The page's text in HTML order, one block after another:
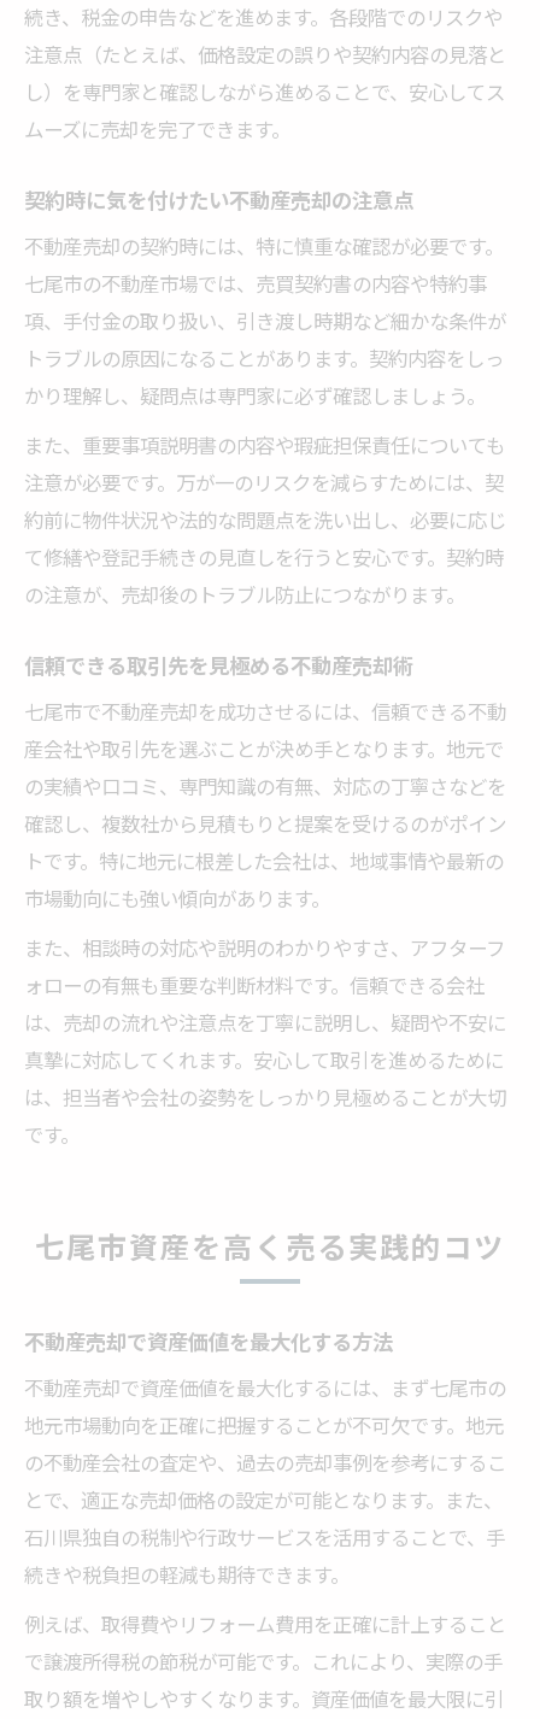
続き、税金の申告などを進めます。各段階でのリスクや
注意点（たとえば、価格設定の誤りや契約内容の見落と
し）を専門家と確認しながら進めることで、安心してス
ムーズに売却を完了できます。
契約時に気を付けたい不動産売却の注意点
不動産売却の契約時には、特に慎重な確認が必要です。
七尾市の不動産市場では、売買契約書の内容や特約事
項、手付金の取り扱い、引き渡し時期など細かな条件が
トラブルの原因になることがあります。契約内容をしっ
かり理解し、疑問点は専門家に必ず確認しましょう。
また、重要事項説明書の内容や瑕疵担保責任についても
注意が必要です。万が一のリスクを減らすためには、契
約前に物件状況や法的な問題点を洗い出し、必要に応じ
て修繕や登記手続きの見直しを行うと安心です。契約時
の注意が、売却後のトラブル防止につながります。
信頼できる取引先を見極める不動産売却術
七尾市で不動産売却を成功させるには、信頼できる不動
産会社や取引先を選ぶことが決め手となります。地元で
の実績や口コミ、専門知識の有無、対応の丁寧さなどを
確認し、複数社から見積もりと提案を受けるのがポイン
トです。特に地元に根差した会社は、地域事情や最新の
市場動向にも強い傾向があります。
また、相談時の対応や説明のわかりやすさ、アフターフ
ォローの有無も重要な判断材料です。信頼できる会社
は、売却の流れや注意点を丁寧に説明し、疑問や不安に
真摯に対応してくれます。安心して取引を進めるために
は、担当者や会社の姿勢をしっかり見極めることが大切
です。
七尾市資産を高く売る実践的コツ
不動産売却で資産価値を最大化する方法
不動産売却で資産価値を最大化するには、まず七尾市の
地元市場動向を正確に把握することが不可欠です。地元
の不動産会社の査定や、過去の売却事例を参考にするこ
とで、適正な売却価格の設定が可能となります。また、
石川県独自の税制や行政サービスを活用することで、手
続きや税負担の軽減も期待できます。
例えば、取得費やリフォーム費用を正確に計上すること
で譲渡所得税の節税が可能です。これにより、実際の手
取り額を増やしやすくなります。資産価値を最大限に引